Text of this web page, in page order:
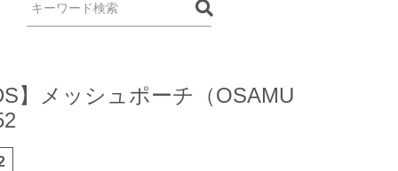
】メッシュポーチ（OSAMU